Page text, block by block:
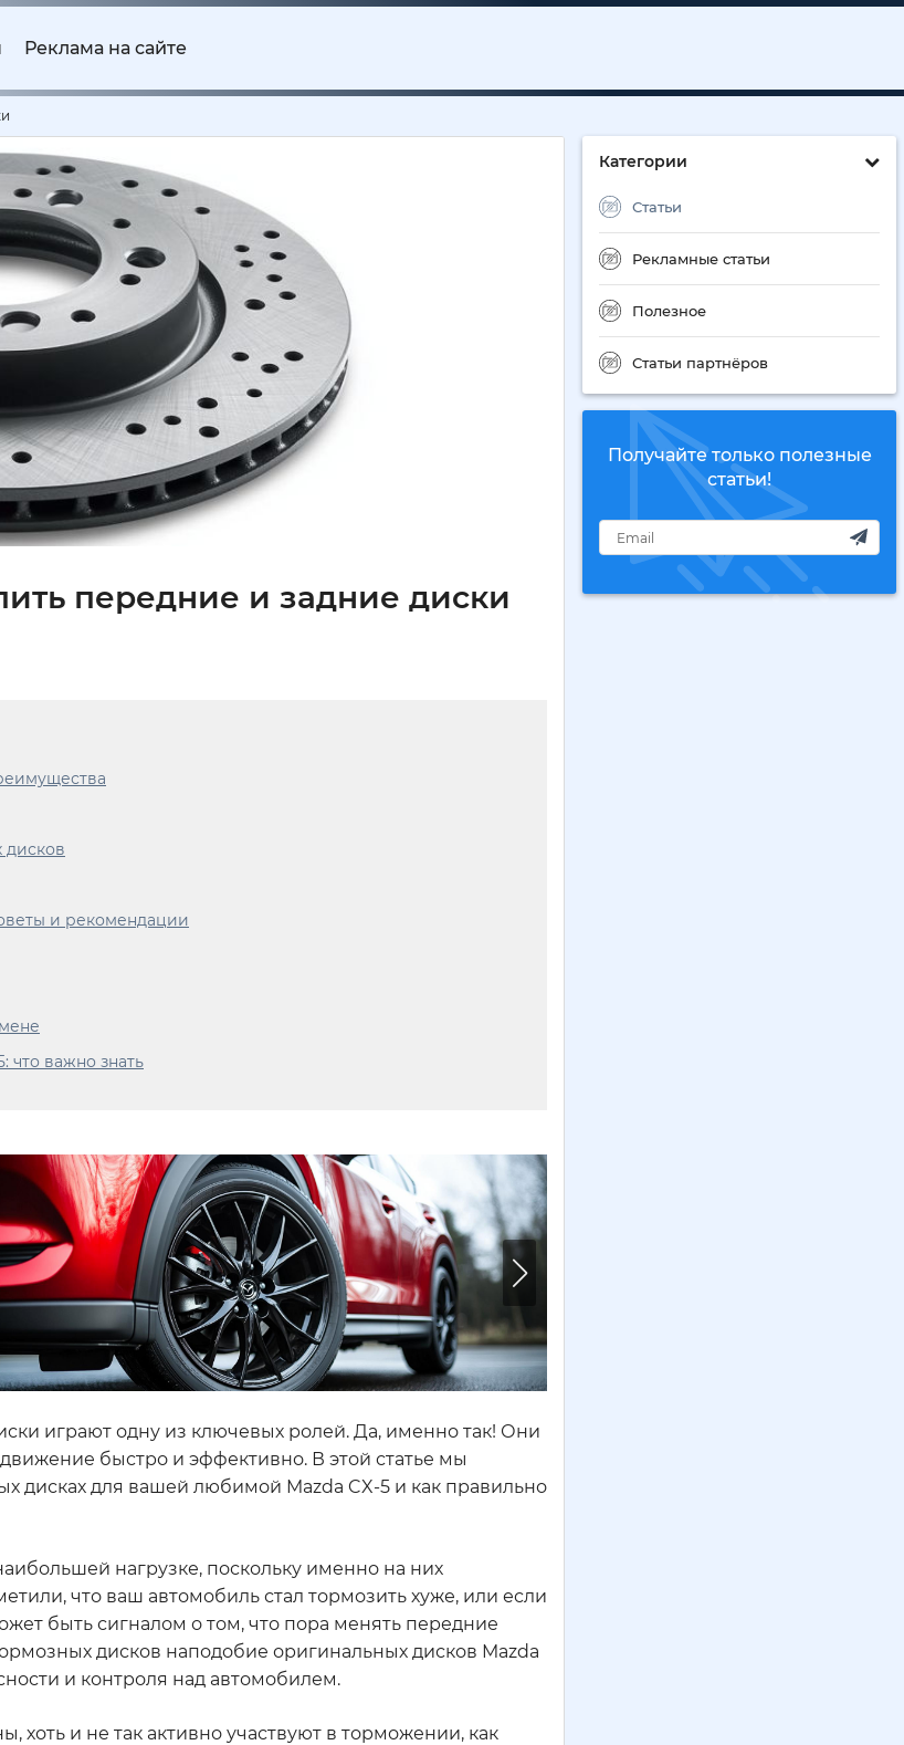
Реклама на сайте
Категории
Статьи
Рекламные статьи
Полезное
Статьи партнёров
Получайте только полезные
статьи!
передние и задние диски
дисков
и рекомендации
что важно знать
играют одну из ключевых ролей. Да, именно так! Они
быстро и эффективно. В этой статье мы
дисках для вашей любимой Mazda CX-5 и как правильно
нагрузке, поскольку именно на них
что ваш автомобиль стал тормозить хуже, или если
быть сигналом о том, что пора менять передние
дисков наподобие оригинальных дисков Mazda
и контроля над автомобилем.
хоть и не так активно участвуют в торможении, как